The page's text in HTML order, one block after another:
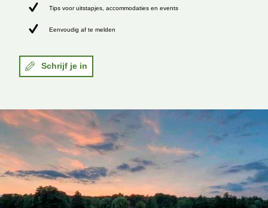
Tips voor uitstapjes, accommodaties en events
Eenvoudig af te melden
Schrijf je in